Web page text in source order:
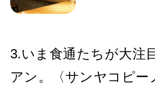
3.いま食通たちが大注
アン。〈サンヤコピー